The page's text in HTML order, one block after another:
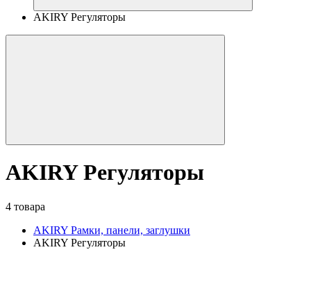
AKIRY Регуляторы
AKIRY Регуляторы
4 товара
AKIRY Рамки, панели, заглушки
AKIRY Регуляторы